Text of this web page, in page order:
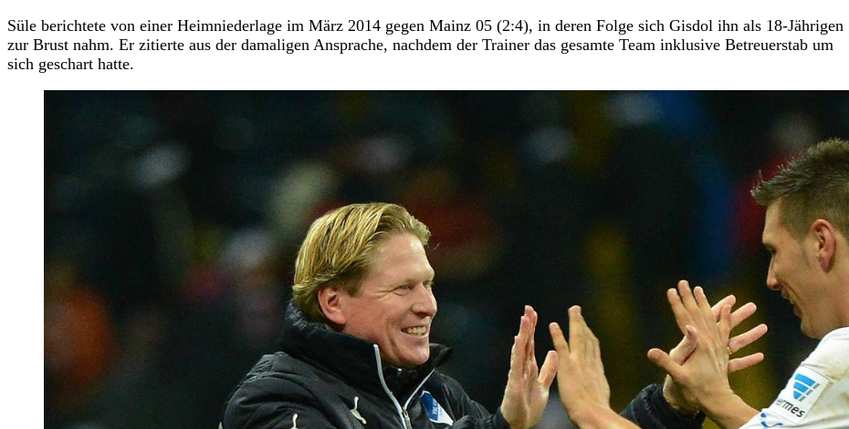
Süle berichtete von einer Heimniederlage im März 2014 gegen Mainz 05 (2:4), in deren Folge sich Gisdol ihn als 18-Jährigen
zur Brust nahm. Er zitierte aus der damaligen Ansprache, nachdem der Trainer das gesamte Team inklusive Betreuerstab um
sich geschart hatte.